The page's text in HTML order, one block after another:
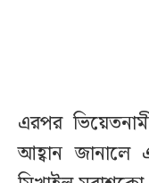
এরপর
আহ্বান জানালে